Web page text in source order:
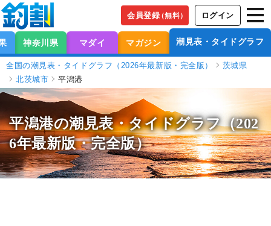
会員登録（無料） ログイン
神奈川県 マダイ マガジン 潮見表・タイドグラフ
全国の潮見表・タイドグラフ（2026年最新版・完全版）
茨城県
北茨城市
平潟港
平潟港の潮見表・タイドグラフ（202
6年最新版・完全版）